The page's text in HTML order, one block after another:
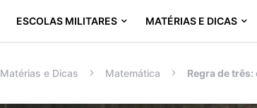
ESCOLAS MILITARES MATÉRIAS E DICAS
Matérias e Dicas Matemática Regra de